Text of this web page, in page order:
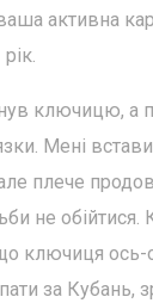
активна
ключицю, а
Мені
плече
не
ключиця ось-
за Кубань,